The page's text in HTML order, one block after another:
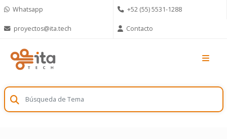
Whatsapp +52 (55) 5531-1288
proyectos@ita.tech Contacto